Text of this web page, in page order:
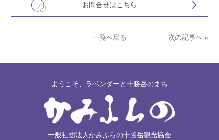
お問合せはこちら
一覧へ戻る 次の記事へ »
ようこそ、ラベンダーと十勝岳のまち
一般社団法人かみふらの十勝岳観光協会